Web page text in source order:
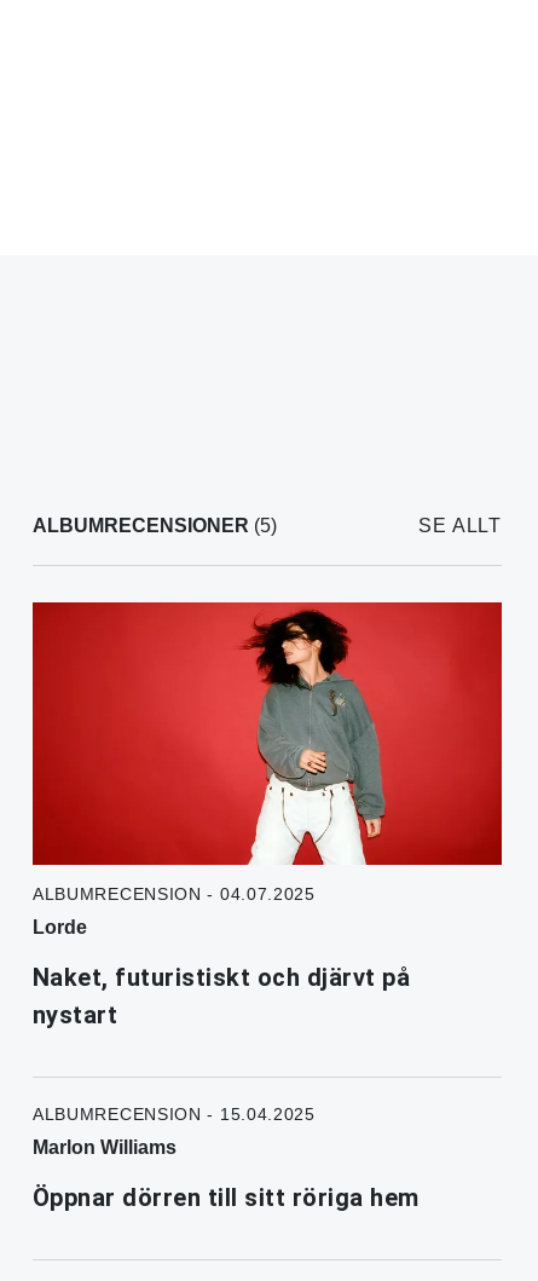
ALBUMRECENSIONER (5) SE ALLT
ALBUMRECENSION - 04.07.2025
Lorde
Naket, futuristiskt och djärvt på
nystart
ALBUMRECENSION - 15.04.2025
Marlon Williams
Öppnar dörren till sitt röriga hem